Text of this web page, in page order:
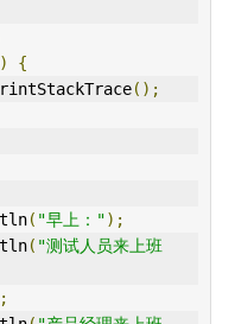
)
{
();
( "早上：");
( "测试人员来上班